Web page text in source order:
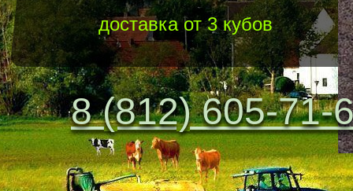
8 (812) 605-71-
доставка от 3 кубов